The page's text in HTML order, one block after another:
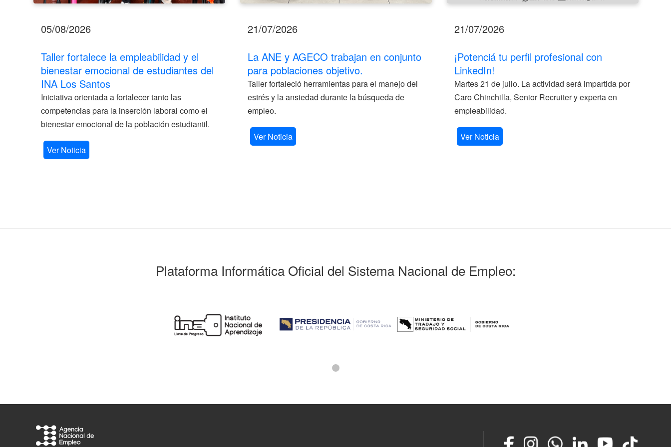
05/08/2026
Taller fortalece la empleabilidad y el
bienestar emocional de estudiantes del
INA Los Santos
Iniciativa orientada a fortalecer tanto las
competencias para la inserción laboral como el
bienestar emocional de la población estudiantil.
Ver Noticia
21/07/2026
La ANE y AGECO trabajan en conjunto
para poblaciones objetivo.
Taller fortaleció herramientas para el manejo del
estrés y la ansiedad durante la búsqueda de
empleo.
Ver Noticia
21/07/2026
¡Potenciá tu perfil profesional con
LinkedIn!
Martes 21 de julio. La actividad será impartida por
Caro Chinchilla, Senior Recruiter y experta en
empleabilidad.
Ver Noticia
Plataforma Informática Oficial del Sistema Nacional de Empleo:
FacebookInstagramWhatsappLinkedInYouTube
TikTok